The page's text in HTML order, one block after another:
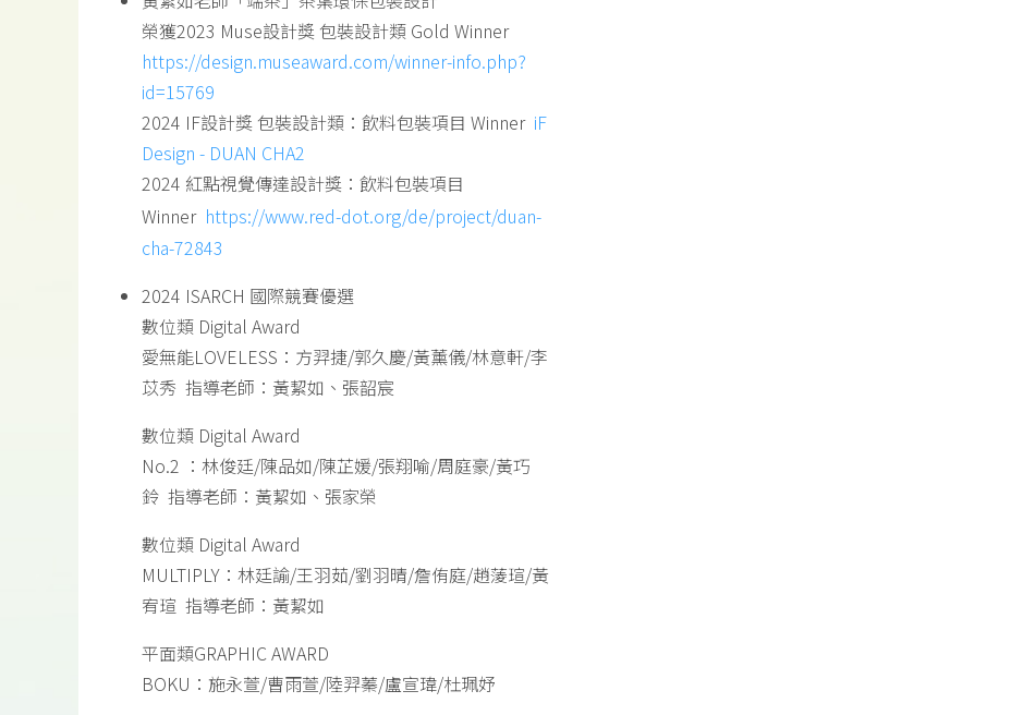
榮獲2023 Muse設計獎 包裝設計類 Gold Winner
https://design.museaward.com/winner-info.php?
id=15769
2024 IF設計獎 包裝設計類：飲料包裝項目 Winner iF
Design - DUAN CHA2
2024 紅點視覺傳達設計獎：飲料包裝項目
Winner https://www.red-dot.org/de/project/duan-
cha-72843
2024 ISARCH 國際競賽優選
數位類 Digital Award
愛無能LOVELESS：方羿捷/郭久慶/黃薰儀/林意軒/李
苡秀 指導老師：黃絜如、張韶宸
數位類 Digital Award
No.2 ：林俊廷/陳品如/陳芷媛/張翔喻/周庭豪/黃巧
鈴 指導老師：黃絜如、張家榮
數位類 Digital Award
MULTIPLY：林廷諭/王羽茹/劉羽晴/詹侑庭/趙蔆瑄/黃
宥瑄 指導老師：黃絜如
平面類GRAPHIC AWARD
BOKU：施永萱/曹雨萱/陸羿蓁/盧宣瑋/杜珮妤